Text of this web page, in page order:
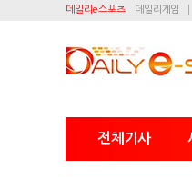
데일리e스포츠 데일리게임
전체기사